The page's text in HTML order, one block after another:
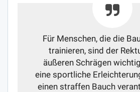
Für Menschen, die die
trainieren, sind der
äußeren Schrägen
eine sportliche
einen straffen Bauch